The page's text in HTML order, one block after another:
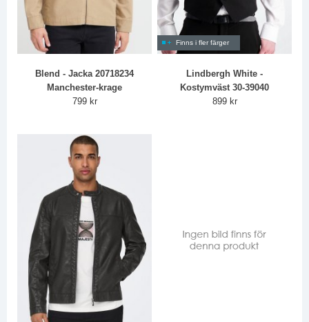
Blend - Jacka 20718234
Manchester-krage
799 kr
Finns i fler färger
Lindbergh White -
Kostymväst 30-39040
899 kr